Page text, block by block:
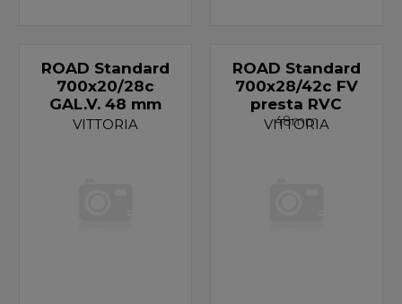
ROAD Standard
700x20/28c
GAL.V. 48 mm
VITTORIA
ROAD Standard
700x28/42c FV
presta RVC
48mm
VITTORIA